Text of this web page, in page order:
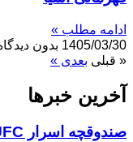
ادامه مطلب »
1405/03/30 بدون
« قبلی بعدی »
آخرین خبر‌‌ها